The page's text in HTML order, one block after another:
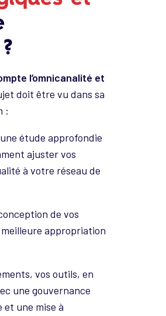
l’omnicanalité et
doit être vu dans sa
:
étude approfondie
ajuster vos
à votre réseau de
de vos
appropriation
vos outils, en
une gouvernance
une mise à